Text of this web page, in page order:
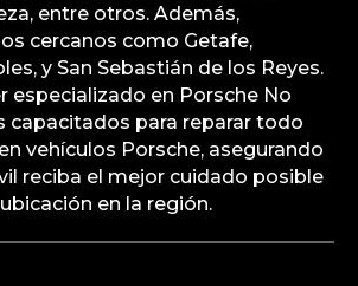
entre otros. Además,
cercanos como Getafe,
y San Sebastián de los Reyes.
especializado en Porsche No
capacitados para reparar todo
vehículos Porsche, asegurando
reciba el mejor cuidado posible
en la región.